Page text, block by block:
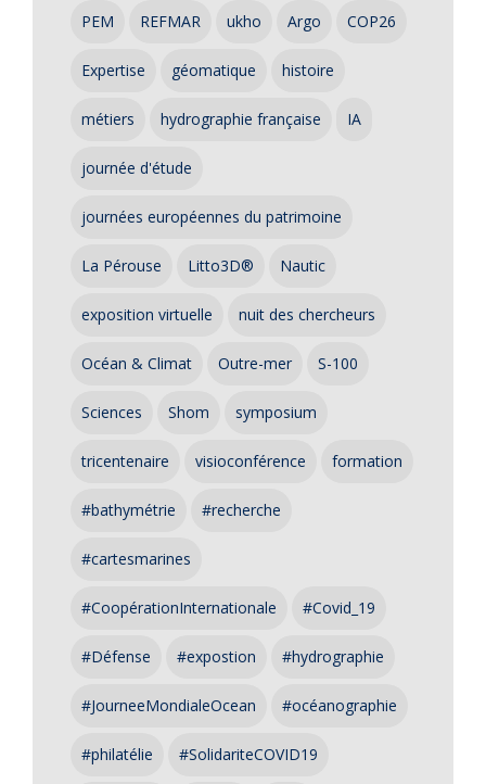
PEM REFMAR ukho Argo COP26
Expertise géomatique histoire
métiers hydrographie française IA
journée d'étude
journées européennes du patrimoine
La Pérouse Litto3D® Nautic
exposition virtuelle nuit des chercheurs
Océan & Climat Outre-mer S-100
Sciences Shom symposium
tricentenaire visioconférence formation
#bathymétrie #recherche
#cartesmarines
#CoopérationInternationale #Covid_19
#Défense #expostion #hydrographie
#JourneeMondialeOcean #océanographie
#philatélie #SolidariteCOVID19